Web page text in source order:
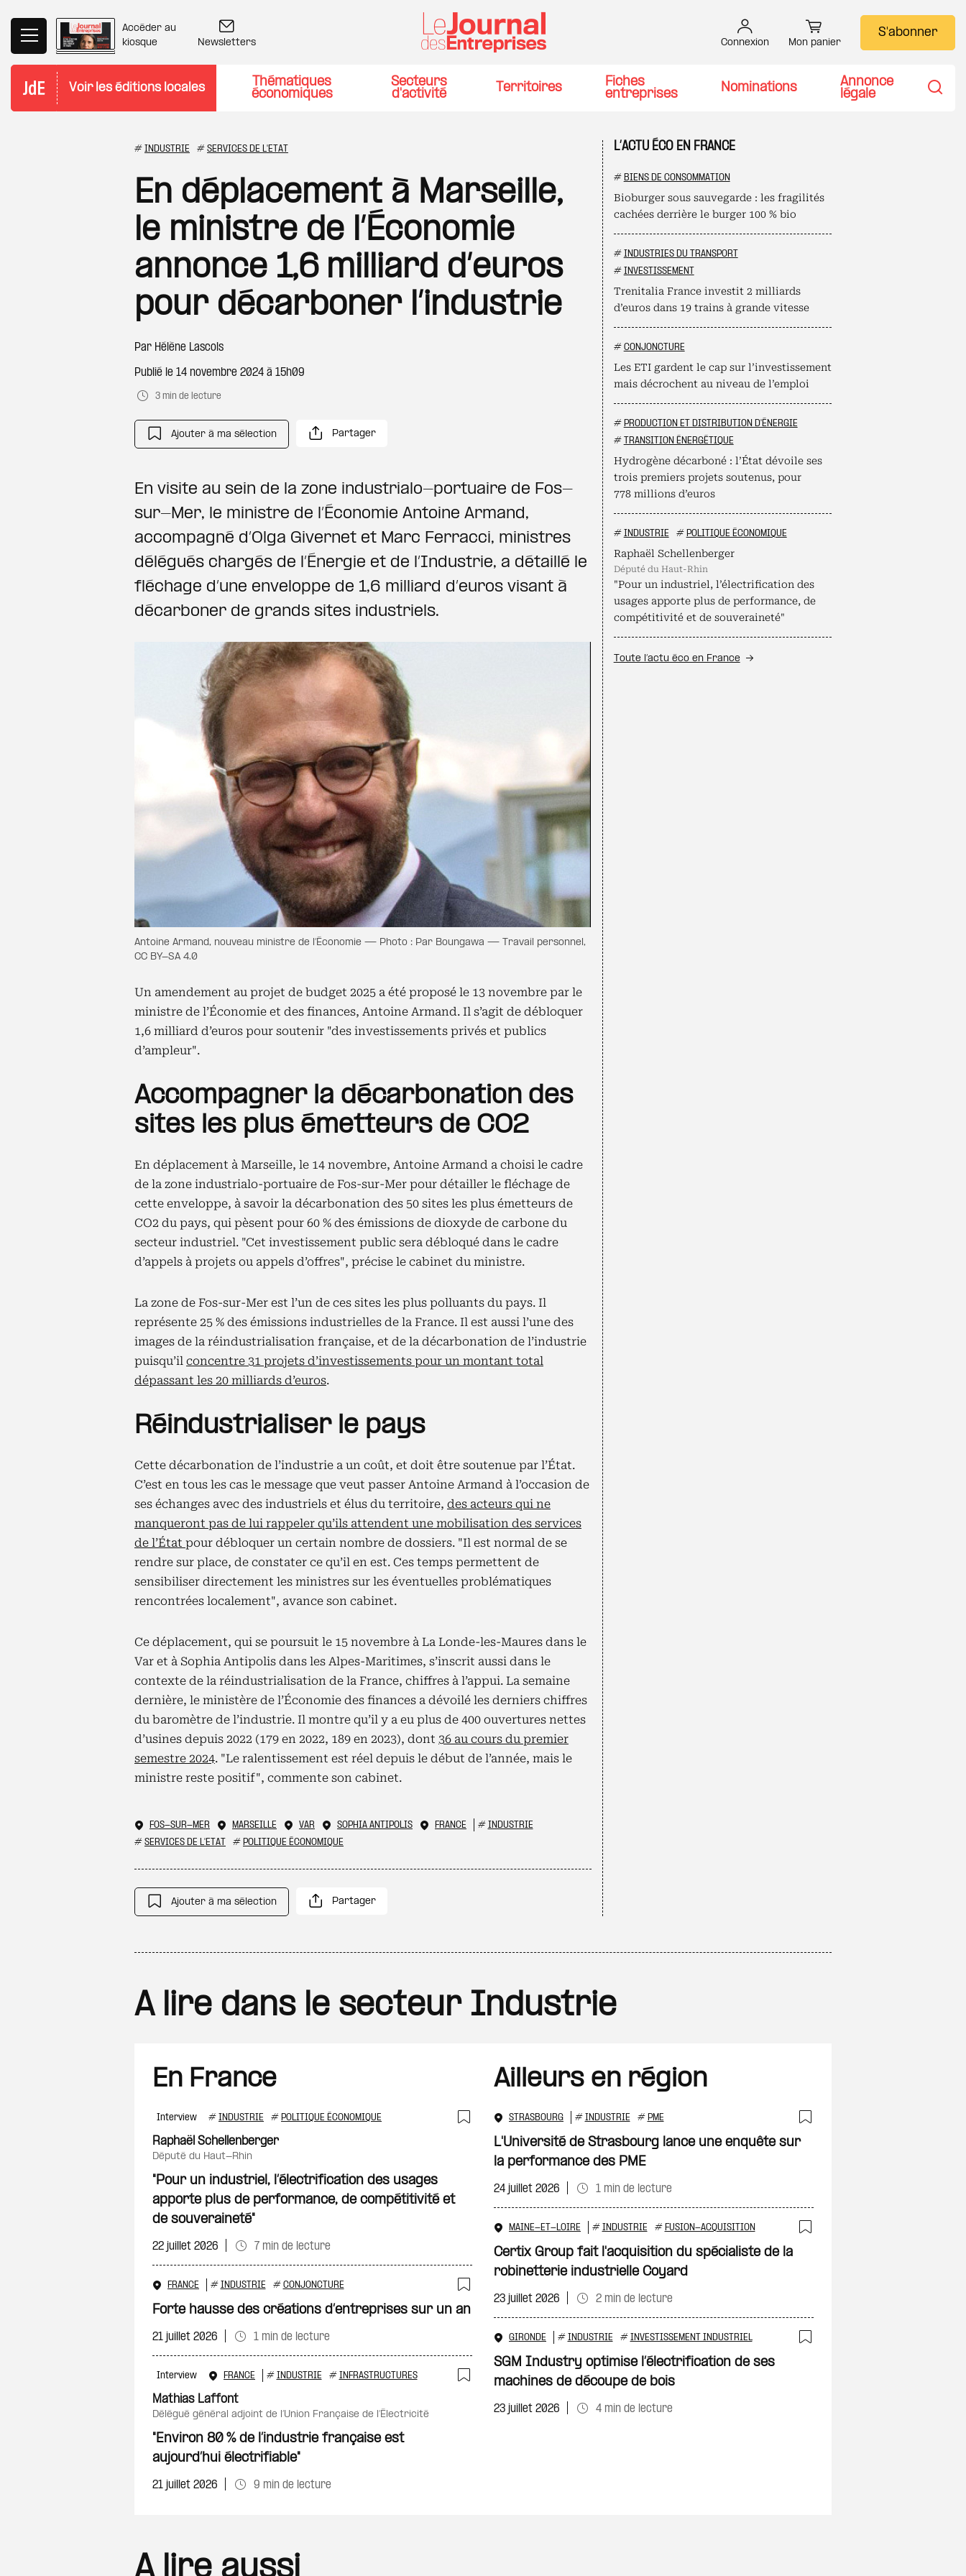
Accéder au
kiosque
Newsletters Connexion Mon panier
S'abonner
Voir les éditions locales
Thématiques
économiques
Secteurs
d'activité
Territoires
Fiches
entreprises
Nominations
Annonce
légale
# INDUSTRIE # SERVICES DE L'ETAT
En déplacement à Marseille,
le ministre de l’Économie
annonce 1,6 milliard d’euros
pour décarboner l’industrie
Par Hélène Lascols
Publié le 14 novembre 2024 à 15h09
3 min de lecture
Ajouter à ma sélection Partager
En visite au sein de la zone industrialo-portuaire de Fos-
sur-Mer, le ministre de l’Économie Antoine Armand,
accompagné d’Olga Givernet et Marc Ferracci, ministres
délégués chargés de l’Énergie et de l’Industrie, a détaillé le
fléchage d’une enveloppe de 1,6 milliard d’euros visant à
décarboner de grands sites industriels.
Antoine Armand, nouveau ministre de l’Économie — Photo : Par Boungawa — Travail personnel,
CC BY-SA 4.0
Un amendement au projet de budget 2025 a été proposé le 13 novembre par le
ministre de l’Économie et des finances, Antoine Armand. Il s’agit de débloquer
1,6 milliard d’euros pour soutenir "des investissements privés et publics
d’ampleur".
Accompagner la décarbonation des
sites les plus émetteurs de CO2
En déplacement à Marseille, le 14 novembre, Antoine Armand a choisi le cadre
de la zone industrialo-portuaire de Fos-sur-Mer pour détailler le fléchage de
cette enveloppe, à savoir la décarbonation des 50 sites les plus émetteurs de
CO2 du pays, qui pèsent pour 60 % des émissions de dioxyde de carbone du
secteur industriel. "Cet investissement public sera débloqué dans le cadre
d’appels à projets ou appels d’offres", précise le cabinet du ministre.
La zone de Fos-sur-Mer est l’un de ces sites les plus polluants du pays. Il
représente 25 % des émissions industrielles de la France. Il est aussi l’une des
images de la réindustrialisation française, et de la décarbonation de l’industrie
puisqu’il concentre 31 projets d’investissements pour un montant total
dépassant les 20 milliards d’euros.
Réindustrialiser le pays
Cette décarbonation de l’industrie a un coût, et doit être soutenue par l’État.
C’est en tous les cas le message que veut passer Antoine Armand à l’occasion de
ses échanges avec des industriels et élus du territoire, des acteurs qui ne
manqueront pas de lui rappeler qu’ils attendent une mobilisation des services
de l’État pour débloquer un certain nombre de dossiers. "Il est normal de se
rendre sur place, de constater ce qu’il en est. Ces temps permettent de
sensibiliser directement les ministres sur les éventuelles problématiques
rencontrées localement", avance son cabinet.
Ce déplacement, qui se poursuit le 15 novembre à La Londe-les-Maures dans le
Var et à Sophia Antipolis dans les Alpes-Maritimes, s’inscrit aussi dans le
contexte de la réindustrialisation de la France, chiffres à l’appui. La semaine
dernière, le ministère de l’Économie des finances a dévoilé les derniers chiffres
du baromètre de l’industrie. Il montre qu’il y a eu plus de 400 ouvertures nettes
d’usines depuis 2022 (179 en 2022, 189 en 2023), dont 36 au cours du premier
semestre 2024. "Le ralentissement est réel depuis le début de l’année, mais le
ministre reste positif", commente son cabinet.
FOS-SUR-MER MARSEILLE VAR SOPHIA ANTIPOLIS FRANCE # INDUSTRIE
# SERVICES DE L'ETAT # POLITIQUE ÉCONOMIQUE
Ajouter à ma sélection Partager
L’ACTU ÉCO EN FRANCE
# BIENS DE CONSOMMATION
Bioburger sous sauvegarde : les fragilités
cachées derrière le burger 100 % bio
# INDUSTRIES DU TRANSPORT
# INVESTISSEMENT
Trenitalia France investit 2 milliards
d’euros dans 19 trains à grande vitesse
# CONJONCTURE
Les ETI gardent le cap sur l’investissement
mais décrochent au niveau de l’emploi
# PRODUCTION ET DISTRIBUTION D'ÉNERGIE
# TRANSITION ÉNERGÉTIQUE
Hydrogène décarboné : l’État dévoile ses
trois premiers projets soutenus, pour
778 millions d’euros
# INDUSTRIE # POLITIQUE ÉCONOMIQUE
Raphaël Schellenberger
député du Haut-Rhin
"Pour un industriel, l’électrification des
usages apporte plus de performance, de
compétitivité et de souveraineté"
Toute l’actu éco en France
A lire dans le secteur Industrie
En France
Interview # INDUSTRIE # POLITIQUE ÉCONOMIQUE
Ajouter à ma sélection
Raphaël Schellenberger
député du Haut-Rhin
"Pour un industriel, l’électrification des usages
apporte plus de performance, de compétitivité et
de souveraineté"
22 juillet 2026 7 min de lecture
FRANCE # INDUSTRIE # CONJONCTURE
Ajouter à ma sélection
Forte hausse des créations d’entreprises sur un an
21 juillet 2026 1 min de lecture
Interview FRANCE # INDUSTRIE # INFRASTRUCTURES
Ajouter à ma sélection
Mathias Laffont
délégué général adjoint de l’Union Française de l’Électricité
"Environ 80 % de l’industrie française est
aujourd’hui électrifiable"
21 juillet 2026 9 min de lecture
Ailleurs en région
STRASBOURG # INDUSTRIE # PME
Ajouter à ma
L'Université de Strasbourg lance une enquête sur
la performance des PME
24 juillet 2026 1 min de lecture
MAINE-ET-LOIRE # INDUSTRIE # FUSION-ACQUISITION
Certix Group fait l'acquisition du spécialiste de la
robinetterie industrielle Coyard
23 juillet 2026 2 min de lecture
GIRONDE # INDUSTRIE # INVESTISSEMENT INDUSTRIEL
SGM Industry optimise l’électrification de ses
machines de découpe de bois
23 juillet 2026 4 min de lecture